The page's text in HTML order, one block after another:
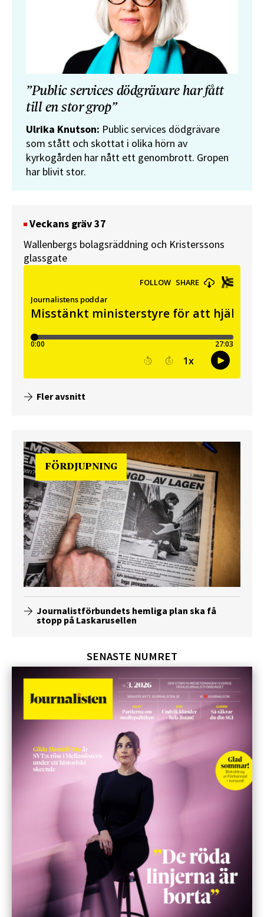
”Public services dödgrävare har fått
till en stor grop”
Ulrika Knutson: Public services dödgrävare
som stått och skottat i olika hörn av
kyrkogården har nått ett genombrott. Gropen
har blivit stor.
Veckans gräv 37
Wallenbergs bolagsräddning och Kristerssons
glassgate
Fler avsnitt
FÖRDJUPNING
Journalistförbundets hemliga plan ska få
stopp på Laskarusellen
SENASTE NUMRET